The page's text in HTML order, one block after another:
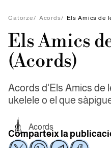
Catorze/ Acords/ Els Amics de
Els Amics
(Acords)
Acords d'Els Amics de
ukelele o el que
Acords
Comparteix la